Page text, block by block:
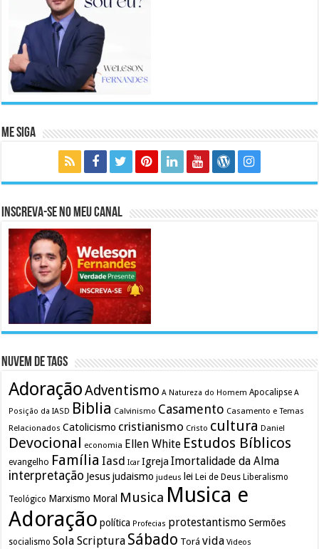
Me Siga
Inscreva-se no meu canal
Nuvem de Tags
AdoraçãoAdventismo A Natureza do Homem Apocalipse A
Posição da IASD Biblia Calvinismo Casamento Casamento e Temas
Relacionados Catolicismo cristianismo Cristo cultura Daniel
Devocional economia Ellen White Estudos Bíblicos
evangelho Família Iasd Icar Igreja Imortalidade da Alma
interpretação Jesusjudaismo judeus lei Lei de Deus Liberalismo
Teológico Marxismo Moral Musica Musica e
Adoração política Profecias protestantismo Sermões
socialismo Sola Scriptura Sábado Torá vida Videos